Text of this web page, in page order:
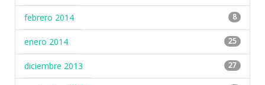
febrero 2014 8
enero 2014 25
diciembre 2013 27